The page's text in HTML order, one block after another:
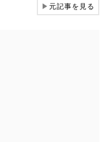
▶元記事を見る